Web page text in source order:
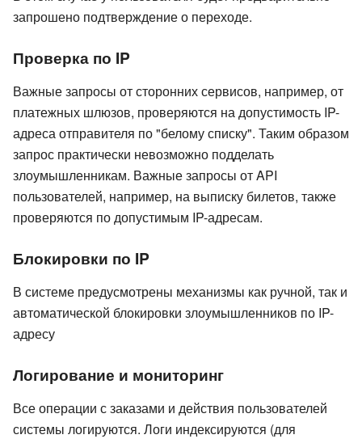
запрошено подтверждение о переходе.
Проверка по IP
Важные запросы от сторонних сервисов, например, от
платежных шлюзов, проверяются на допустимость IP-
адреса отправителя по "белому списку". Таким образом
запрос практически невозможно подделать
злоумышленникам. Важные запросы от API
пользователей, например, на выписку билетов, также
проверяются по допустимым IP-адресам.
Блокировки по IP
В системе предусмотрены механизмы как ручной, так и
автоматической блокировки злоумышленников по IP-
адресу
Логирование и мониторинг
Все операции с заказами и действия пользователей
системы логируются. Логи индексируются (для